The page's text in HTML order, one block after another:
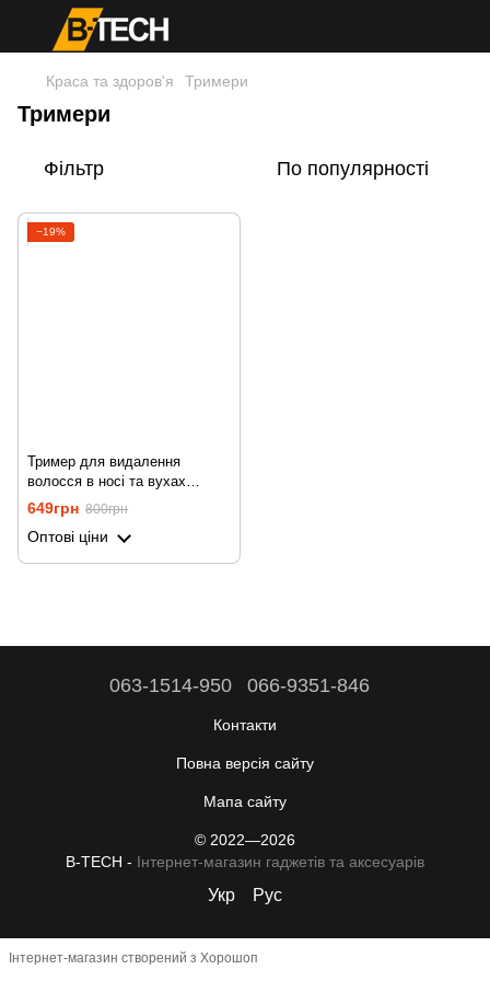
Краса та здоров'я Тримери
Тримери
Фільтр По популярності
−19%
Тример для видалення
волосся в носі та вухах
XPREEN 001
649грн 800грн
Оптові ціни
063-1514-950 066-9351-846
Контакти
Повна версія сайту
Мапа сайту
© 2022—2026
B-TECH - Інтернет-магазин гаджетів та аксесуарів
Укр Рус
Інтернет-магазин створений з Хорошоп